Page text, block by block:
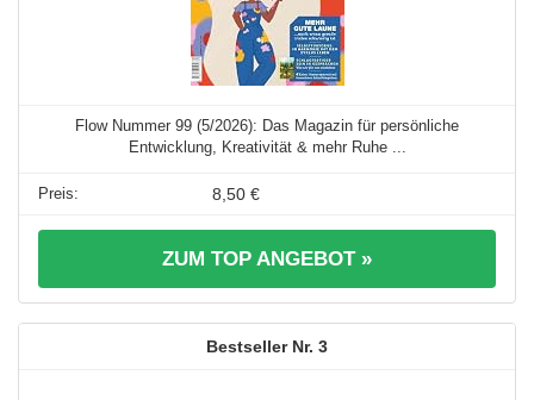
Flow Nummer 99 (5/2026): Das Magazin für persönliche
Entwicklung, Kreativität & mehr Ruhe ...
8,50 €
ZUM TOP ANGEBOT »
3